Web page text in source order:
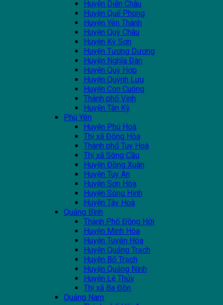
Huyện Diễn Châu
Huyện Quế Phong
Huyện Yên Thành
Huyện Quỳ Châu
Huyện Kỳ Sơn
Huyện Tương Dương
Huyện Nghĩa Đàn
Huyện Quỳ Hợp
Huyện Quỳnh Lưu
Huyện Con Cuông
Thành phố Vinh
Huyện Tân Kỳ
Phú Yên
Huyện Phú Hoà
Thị xã Đông Hòa
Thành phố Tuy Hoà
Thị xã Sông Cầu
Huyện Đồng Xuân
Huyện Tuy An
Huyện Sơn Hòa
Huyện Sông Hinh
Huyện Tây Hoà
Quảng Bình
Thành Phố Đồng Hới
Huyện Minh Hóa
Huyện Tuyên Hóa
Huyện Quảng Trạch
Huyện Bố Trạch
Huyện Quảng Ninh
Huyện Lệ Thủy
Thị xã Ba Đồn
Quảng Nam